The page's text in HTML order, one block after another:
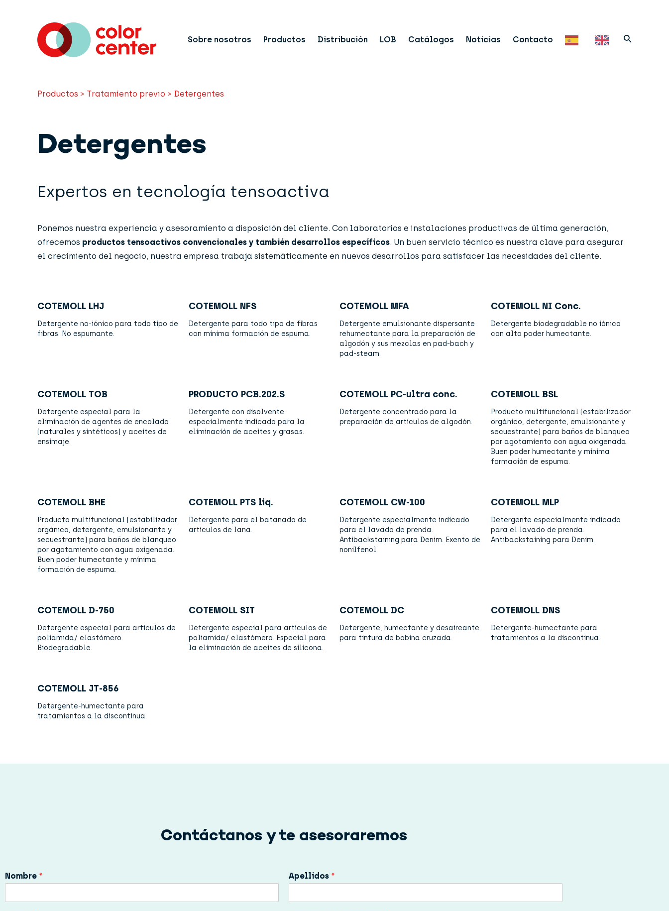
Sobre nosotros Productos Distribución LOB Catálogos Noticias Contacto
Productos > Tratamiento previo > Detergentes
Detergentes
Expertos en tecnología tensoactiva
Ponemos nuestra experiencia y asesoramiento a disposición del cliente. Con laboratorios e insta­laciones productivas de última generación,
ofrecemos productos tensoactivos convencionales y también desarrollos específicos. Un buen servicio técnico es nuestra clave para asegurar
el crecimiento del negocio, nuestra empresa trabaja sistemáticamente en nuevos desarrollos para satisfacer las necesidades del cliente.
COTEMOLL LHJ
Detergente no-iónico para todo tipo de
fibras. No espumante.
COTEMOLL NFS
Detergente para todo tipo de fibras
con mínima formación de espuma.
COTEMOLL MFA
Detergente emulsionante dispersante
rehumectante para la preparación de
algodón y sus mezclas en pad-bach y
pad-steam.
COTEMOLL NI Conc.
Detergente biodegradable no iónico
con alto poder humectante.
COTEMOLL TOB
Detergente especial para la
eliminación de agentes de encolado
(naturales y sintéticos) y aceites de
ensimaje.
PRODUCTO PCB.202.S
Detergente con disolvente
especialmente indicado para la
eliminación de aceites y grasas.
COTEMOLL PC-ultra conc.
Detergente concentrado para la
preparación de artículos de algodón.
COTEMOLL BSL
Producto multifuncional (estabilizador
orgánico, detergente, emulsionante y
secuestrante) para baños de blanqueo
por agotamiento con agua oxigenada.
Buen poder humectante y mínima
formación de espuma.
COTEMOLL BHE
Producto multifuncional (estabilizador
orgánico, detergente, emulsionante y
secuestrante) para baños de blanqueo
por agotamiento con agua oxigenada.
Buen poder humectante y mínima
formación de espuma.
COTEMOLL PTS liq.
Detergente para el batanado de
artículos de lana.
COTEMOLL CW-100
Detergente especialmente indicado
para el lavado de prenda.
Antibackstaining para Denim. Exento de
nonilfenol.
COTEMOLL MLP
Detergente especialmente indicado
para el lavado de prenda.
Antibackstaining para Denim.
COTEMOLL D-750
Detergente especial para artículos de
poliamida/ elastómero.
Biodegradable.
COTEMOLL SIT
Detergente especial para artículos de
poliamida/ elastómero. Especial para
la eliminación de aceites de silicona.
COTEMOLL DC
Detergente, humectante y desaireante
para tintura de bobina cruzada.
COTEMOLL DNS
Detergente-humectante para
tratamientos a la discontinua.
COTEMOLL JT-856
Detergente-humectante para
tratamientos a la discontinua.
Contáctanos y te asesoraremos
Nombre * Apellidos *